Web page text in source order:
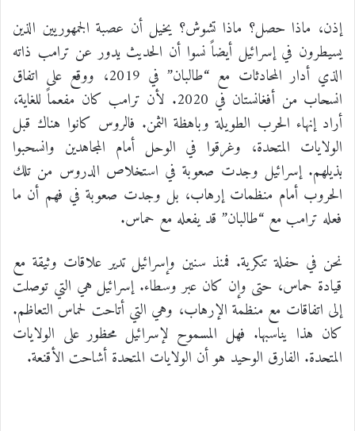
إذن، ماذا حصل؟ ماذا تشوش؟ يخيل أن عصبة الجمهوريين الذين
يسيطرون في إسرائيل أيضاً نسوا أن الحديث يدور عن ترامب ذاته
الذي أدار المحادثات مع “طالبان” في 2019، ووقع على اتفاق
انسحاب من أفغانستان في 2020. لأن ترامب كان مفعماً للغاية،
أراد إنهاء الحرب الطويلة وباهظة الثمن. فالروس كانوا هناك قبل
الولايات المتحدة، وغرقوا في الوحل أمام المجاهدين وانسحبوا
بذيلهم. إسرائيل وجدت صعوبة في استخلاص الدروس من تلك
الحروب أمام منظمات إرهاب، بل وجدت صعوبة في فهم أن ما
فعله ترامب مع “طالبان” قد يفعله مع حماس.
نحن في حفلة تنكرية. فمنذ سنين وإسرائيل تدير علاقات وثيقة مع
قيادة حماس، حتى وإن كان عبر وسطاء. إسرائيل هي التي توصلت
إلى اتفاقات مع منظمة الإرهاب، وهي التي أتاحت لحماس التعاظم.
كان هذا يناسبها. فهل المسموح لإسرائيل محظور على الولايات
المتحدة. الفارق الوحيد هو أن الولايات المتحدة أشاحت الأقنعة.